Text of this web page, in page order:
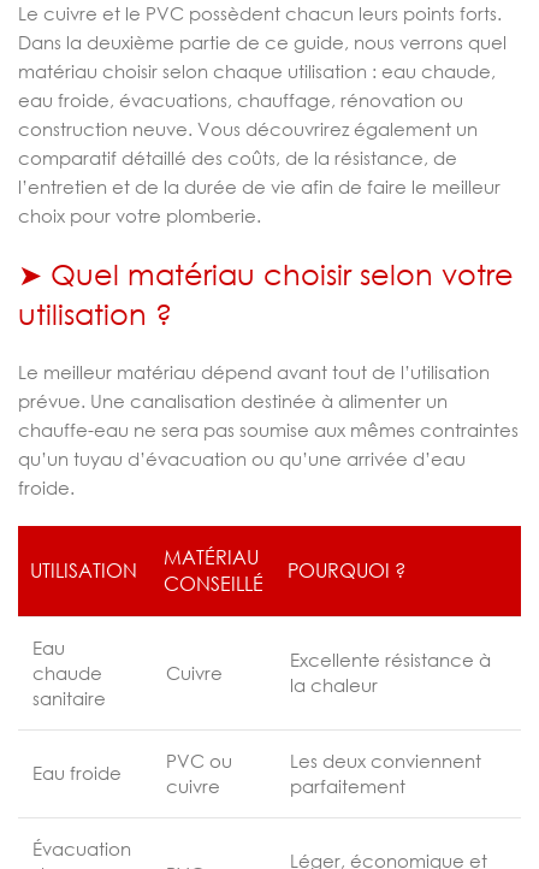
Le cuivre et le PVC possèdent chacun leurs points forts.
Dans la deuxième partie de ce guide, nous verrons quel
matériau choisir selon chaque utilisation : eau chaude,
eau froide, évacuations, chauffage, rénovation ou
construction neuve. Vous découvrirez également un
comparatif détaillé des coûts, de la résistance, de
l’entretien et de la durée de vie afin de faire le meilleur
choix pour votre plomberie.
➤ Quel matériau choisir selon votre
utilisation ?
Le meilleur matériau dépend avant tout de l’utilisation
prévue. Une canalisation destinée à alimenter un
chauffe-eau ne sera pas soumise aux mêmes contraintes
qu’un tuyau d’évacuation ou qu’une arrivée d’eau
froide.
UTILISATION
MATÉRIAU
CONSEILLÉ
POURQUOI ?
Eau
chaude
sanitaire
Cuivre
Excellente résistance à
la chaleur
Eau froide
PVC ou
cuivre
Les deux conviennent
parfaitement
Évacuation
Léger, économique et